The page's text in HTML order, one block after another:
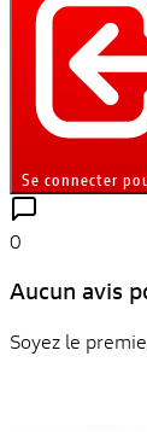
Se connecter
0
Aucun avis
Soyez le